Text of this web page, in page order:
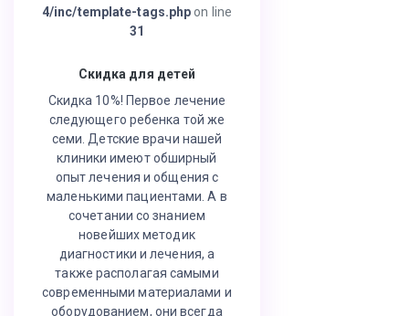
4/inc/template-tags.php on line
31
Скидка для детей
Скидка 10%! Первое лечение
следующего ребенка той же
семи. Детские врачи нашей
клиники имеют обширный
опыт лечения и общения с
маленькими пациентами. А в
сочетании со знанием
новейших методик
диагностики и лечения, а
также располагая самыми
современными материалами и
оборудованием, они всегда